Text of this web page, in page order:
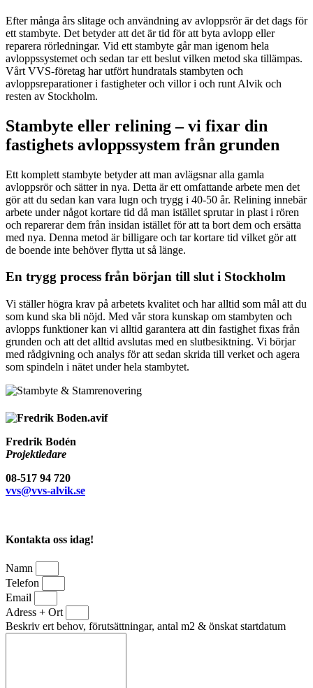
Efter många års slitage och användning av avloppsrör är det dags för
ett stambyte. Det betyder att det är tid för att byta avlopp eller
reparera rörledningar. Vid ett stambyte går man igenom hela
avloppssystemet och sedan tar ett beslut vilken metod ska tillämpas.
Vårt VVS-företag har utfört hundratals stambyten och
avloppsreparationer i fastigheter och villor i och runt Alvik och
resten av Stockholm.
Stambyte eller relining – vi fixar din
fastighets avloppssystem från grunden
Ett komplett stambyte betyder att man avlägsnar alla gamla
avloppsrör och sätter in nya. Detta är ett omfattande arbete men det
gör att du sedan kan vara lugn och trygg i 40-50 år. Relining innebär
arbete under något kortare tid då man istället sprutar in plast i rören
och reparerar dem från insidan istället för att ta bort dem och ersätta
med nya. Denna metod är billigare och tar kortare tid vilket gör att
de boende inte behöver flytta ut så länge.
En trygg process från början till slut i Stockholm
Vi ställer högra krav på arbetets kvalitet och har alltid som mål att du
som kund ska bli nöjd. Med vår stora kunskap om stambyten och
avlopps funktioner kan vi alltid garantera att din fastighet fixas från
grunden och att det alltid avslutas med en slutbesiktning. Vi börjar
med rådgivning och analys för att sedan skrida till verket och agera
som spindeln i nätet under hela stambytet.
Fredrik Bodén
Projektledare
08-517 94 720
vvs@vvs-alvik.se
Kontakta oss idag!
Namn
Telefon
Email
Adress + Ort
Beskriv ert behov, förutsättningar, antal m2 & önskat startdatum